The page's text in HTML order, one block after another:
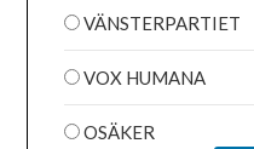
VÄNSTERPARTIET
VOX HUMANA
OSÄKER